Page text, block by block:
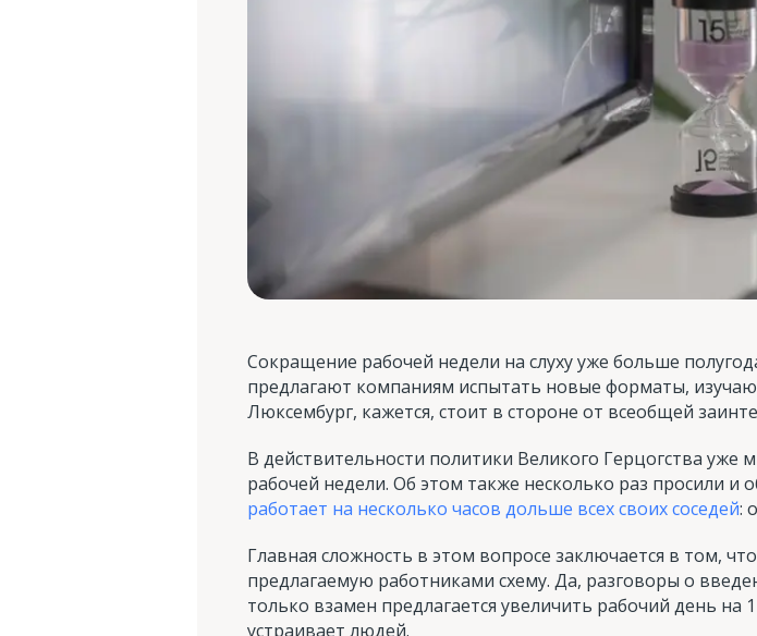
Сокращение рабочей недели на слуху уже больше
предлагают компаниям испытать новые форматы,
Люксембург, кажется, стоит в стороне от всеобщей
В действительности политики Великого Герцогства
рабочей недели. Об этом также несколько раз просили
работает на несколько часов дольше всех своих соседей:
Главная сложность в этом вопросе заключается в том,
предлагаемую работниками схему. Да, разговоры о
только взамен предлагается увеличить рабочий день
устраивает людей.